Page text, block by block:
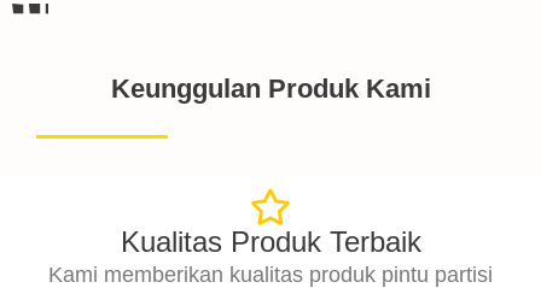
Keunggulan Produk Kami
Kualitas Produk Terbaik
Kami memberikan kualitas produk pintu partisi